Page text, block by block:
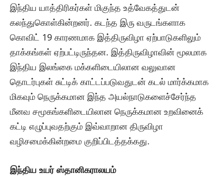
இந்திய யாத்திரிகர்கள் மிகுந்த உத்வேகத்துடன்
கலந்துகொள்கின்றனர். கடந்த இரு வருடங்களாக
கொவிட் 19 காரணமாக இத்திருவிழா ஏற்பாடுகளிலும்
தாக்கங்கள் ஏற்பட்டிருந்தன. இத்திருவிழாவின் மூலமாக
இந்திய இலங்கை மக்களிடையிலான வலுவான
தொடர்புகள் சுட்டிக் காட்டப்படுவதுடன் கடல் மார்க்கமாக
மிகவும் நெருக்கமான இந்த அயல்நாடுகளைச்சேர்ந்த
மீனவ சமூகங்களிடையிலான நெருக்கமான உறவினைக்
கட்டி எழுப்புவதற்கும் இவ்வாறான திருவிழா
வழிசமைக்கின்றமை குறிப்பிடத்தக்கது.
இந்திய உயர் ஸ்தானிகராலயம்